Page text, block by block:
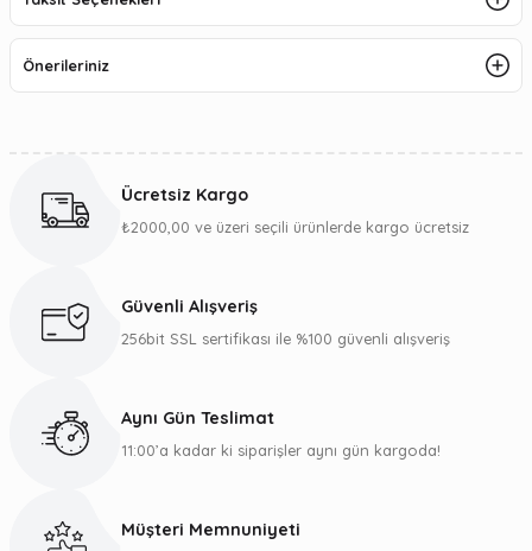
Önerileriniz
Ücretsiz Kargo
₺2000,00 ve üzeri seçili ürünlerde kargo ücretsiz
Güvenli Alışveriş
256bit SSL sertifikası ile %100 güvenli alışveriş
Aynı Gün Teslimat
11:00’a kadar ki siparişler aynı gün kargoda!
Müşteri Memnuniyeti